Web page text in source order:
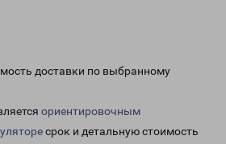
доставки по выбранному
ориентировочным
срок и детальную стоимость